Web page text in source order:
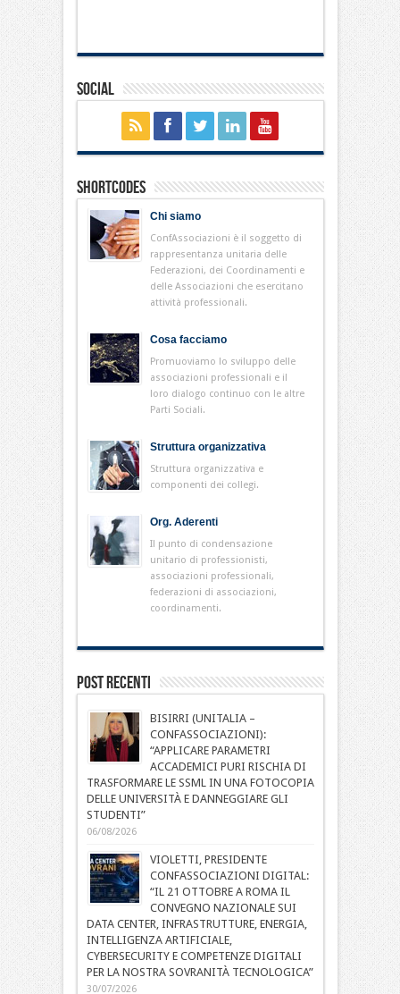
Social
Shortcodes
Chi siamo
ConfAssociazioni è il soggetto di
rappresentanza unitaria delle
Federazioni, dei Coordinamenti e
delle Associazioni che esercitano
attività professionali.
Cosa facciamo
Promuoviamo lo sviluppo delle
associazioni professionali e il
loro dialogo continuo con le altre
Parti Sociali.
Struttura organizzativa
Struttura organizzativa e
componenti dei collegi.
Org. Aderenti
Il punto di condensazione
unitario di professionisti,
associazioni professionali,
federazioni di associazioni,
coordinamenti.
Post Recenti
BISIRRI (UNITALIA –
CONFASSOCIAZIONI):
“APPLICARE PARAMETRI
ACCADEMICI PURI RISCHIA DI
TRASFORMARE LE SSML IN UNA FOTOCOPIA
DELLE UNIVERSITÀ E DANNEGGIARE GLI
STUDENTI”
06/08/2026
VIOLETTI, PRESIDENTE
CONFASSOCIAZIONI DIGITAL:
“IL 21 OTTOBRE A ROMA IL
CONVEGNO NAZIONALE SUI
DATA CENTER, INFRASTRUTTURE, ENERGIA,
INTELLIGENZA ARTIFICIALE,
CYBERSECURITY E COMPETENZE DIGITALI
PER LA NOSTRA SOVRANITÀ TECNOLOGICA”
30/07/2026